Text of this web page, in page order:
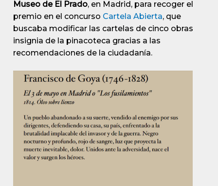
Museo de El Prado, en Madrid, para recoger el
premio en el concurso Cartela Abierta, que
buscaba modificar las cartelas de cinco obras
insignia de la pinacoteca gracias a las
recomendaciones de la ciudadanía.